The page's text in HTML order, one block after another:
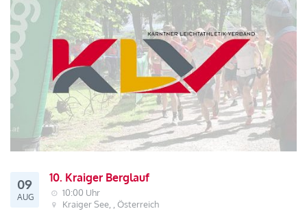
09
AUG
10. Kraiger Berglauf
10:00 Uhr
Kraiger See, , Österreich